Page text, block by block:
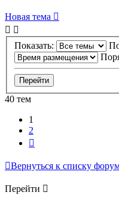
Новая тема
Показать:
40 тем
1
2
Вернуться к списку
Перейти